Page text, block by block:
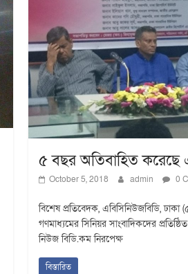
৫ বছর অতিবাহিত করেছে
October 5, 2018 admin 0
বিশেষ প্রতিবেদক, এবিসিনিউজবিডি,
গণমাধ্যমের সিনিয়র সাংবাদিকদের
নিউজ বিডি.কম নিরপেক্ষ
বিস্তারিত